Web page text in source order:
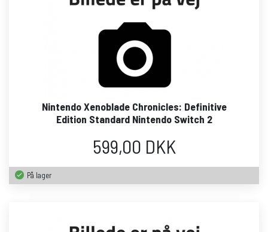
Nintendo Xenoblade Chronicles: Definitive
Edition Standard Nintendo Switch 2
599,00 DKK
På lager